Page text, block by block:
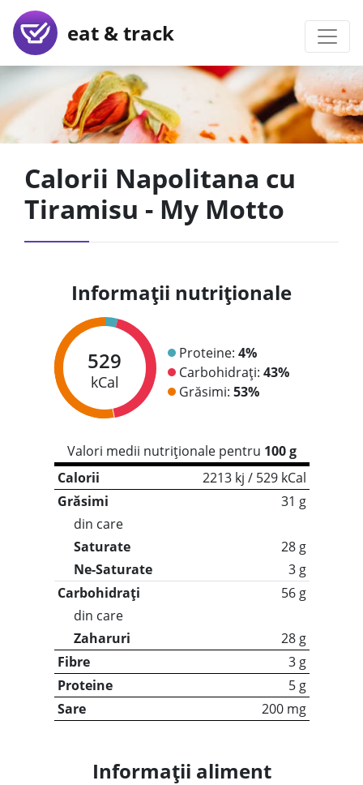
eat & track
Calorii Napolitana cu
Tiramisu - My Motto
Informații nutriționale
529
kCal
Proteine: 4%
Carbohidrați: 43%
Grăsimi: 53%
Valori medii nutriționale pentru 100 g
Calorii
2213 kj / 529 kCal
Grăsimi
31 g
din care
Saturate
28 g
Ne-Saturate
3 g
Carbohidrați
56 g
din care
Zaharuri
28 g
Fibre
3 g
Proteine
5 g
Sare
200 mg
Informații aliment